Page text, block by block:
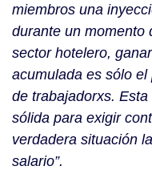
miembros una
durante un momento
sector hotelero,
acumulada es sólo
de trabajadorxs.
sólida para exigir
verdadera situación
salario”.